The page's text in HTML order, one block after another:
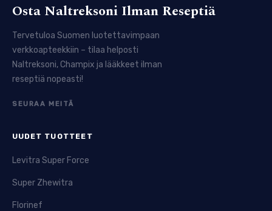
Osta Naltreksoni Ilman Reseptiä
Tervetuloa Suomen luotettavimpaan
verkkoapteekkiin – tilaa helposti
Naltreksoni, Champix ja lääkkeet ilman
reseptiä nopeasti!
SEURAA MEITÄ
UUDET TUOTTEET
Levitra Super Force
Super Zhewitra
Florinef